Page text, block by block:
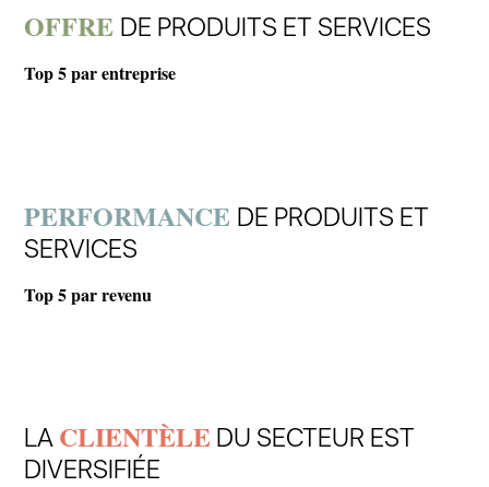
OFFRE DE PRODUITS ET SERVICES
Top 5 par entreprise
PERFORMANCE DE PRODUITS ET
SERVICES
Top 5 par revenu
LA CLIENTÈLE DU SECTEUR EST
DIVERSIFIÉE